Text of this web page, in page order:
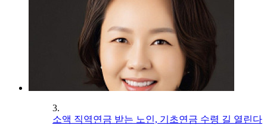
3.
소액 직역연금 받는 노인, 기초연금 수령 길 열린다